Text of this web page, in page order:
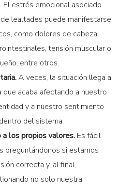
. El estrés emocional asociado
lealtades puede manifestarse
como dolores de cabeza,
tensión muscular o
entre otros.
A veces, la situación llega a
que acaba afectando a nuestro
y a nuestro sentimiento
del sistema.
los propios valores. Es fácil
preguntándonos si estamos
correcta y, al final,
no solo nuestra